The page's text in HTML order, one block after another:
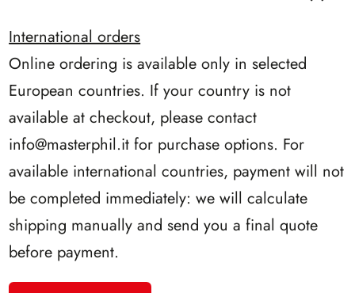
Faroer
Finlandia
Francia
Francia QUADRI
Germania Impero
Germania Berlino
Germania DDR
Germania Rep. Federale
Gibilterra
International orders
Online ordering is available only in selected
European countries. If your country is not
available at checkout, please contact
info@masterphil.it for purchase options. For
available international countries, payment will not
be completed immediately: we will calculate
shipping manually and send you a final quote
before payment.